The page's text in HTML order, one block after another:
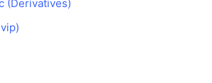
(Derivatives)